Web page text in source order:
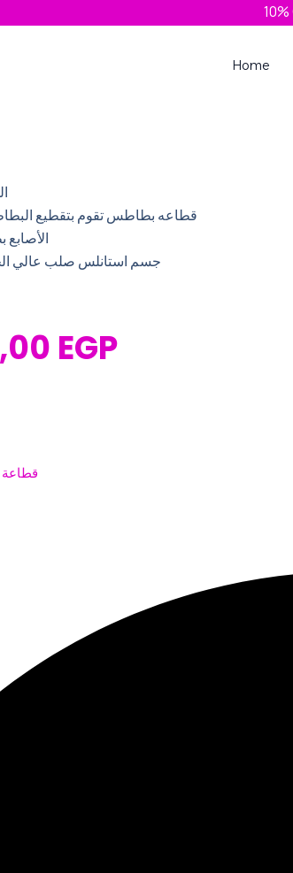
Home
قطاعه بطاطس تقوم بتقطيع
جسم استانلس صلب عالي
EGP.
EGP
351,00 EGP.
/